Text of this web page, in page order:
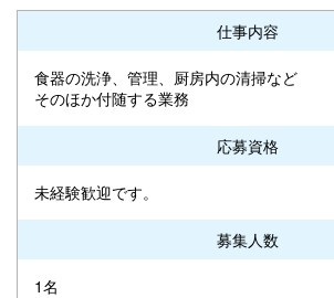
仕事内容
食器の洗浄、管理、厨房内の清掃など
そのほか付随する業務
応募資格
未経験歓迎です。
募集人数
1名